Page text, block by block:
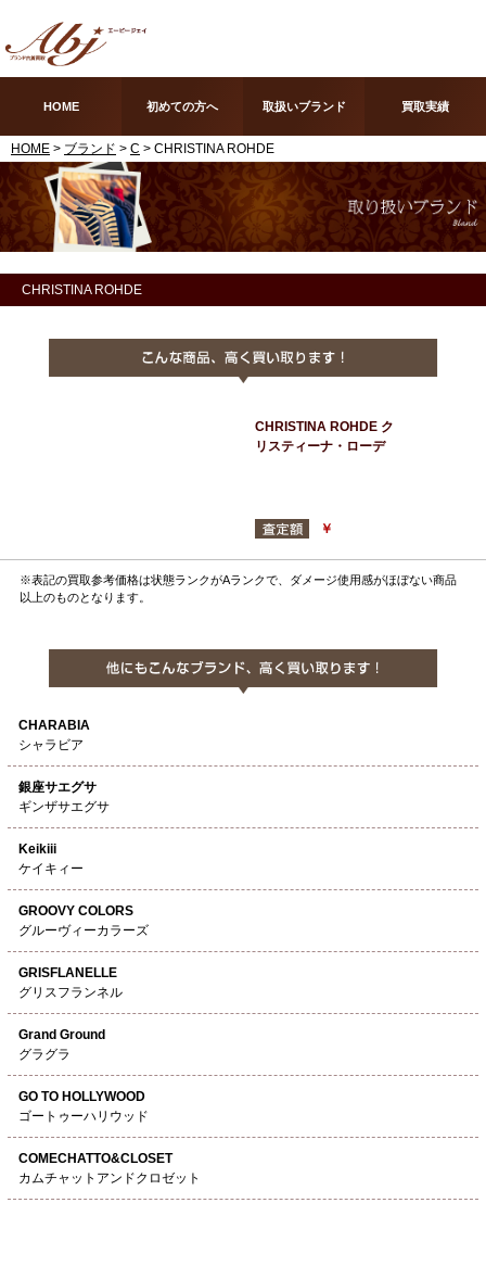
HOME 初めての方へ 取扱いブランド 買取実績
HOME > ブランド > C > CHRISTINA ROHDE
CHRISTINA ROHDE
CHRISTINA ROHDE ク
リスティーナ・ローデ
￥
※表記の買取参考価格は状態ランクがAランクで、ダメージ使用感がほぼない商品
以上のものとなります。
CHARABIA
シャラビア
銀座サエグサ
ギンザサエグサ
Keikiii
ケイキィー
GROOVY COLORS
グルーヴィーカラーズ
GRISFLANELLE
グリスフランネル
Grand Ground
グラグラ
GO TO HOLLYWOOD
ゴートゥーハリウッド
COMECHATTO&CLOSET
カムチャットアンドクロゼット